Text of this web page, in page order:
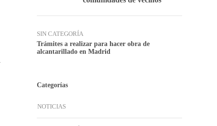
SIN CATEGORÍA
Trámites a realizar para hacer obra de
alcantarillado en Madrid
Categorías
NOTICIAS